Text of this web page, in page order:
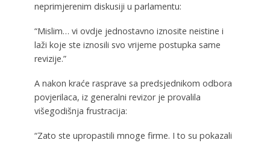
neprimjerenim diskusiji u parlamentu:
“Mislim… vi ovdje jednostavno iznosite neistine i
laži koje ste iznosili svo vrijeme postupka same
revizije.”
A nakon kraće rasprave sa predsjednikom odbora
povjerilaca, iz generalni revizor je provalila
višegodišnja frustracija:
“Zato ste upropastili mnoge firme. I to su pokazali